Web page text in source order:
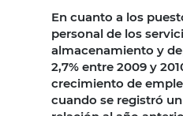
En cuanto a los
personal de los
almacenamiento y
2,7% entre 2009 y
crecimiento de
cuando se registró un